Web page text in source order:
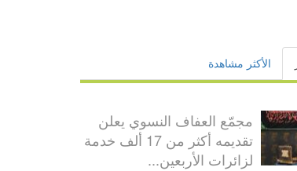
الأكثر مشاهدة
مجمّع العفاف النسوي يعلن
تقديمه أكثر من 17 ألف خدمة
لزائرات الأربعين...